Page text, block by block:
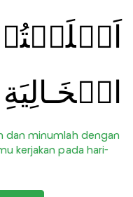
الۡخَـالِيَةِ
dan minumlah dengan
kerjakan pada hari-